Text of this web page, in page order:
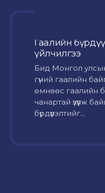
Гаалийн
үйлчилгээ
Бид Монгол
гүний гаалийн
өмнөөс гаалийн
чанартай үзүүлж
бүрдүүлэлтийг...